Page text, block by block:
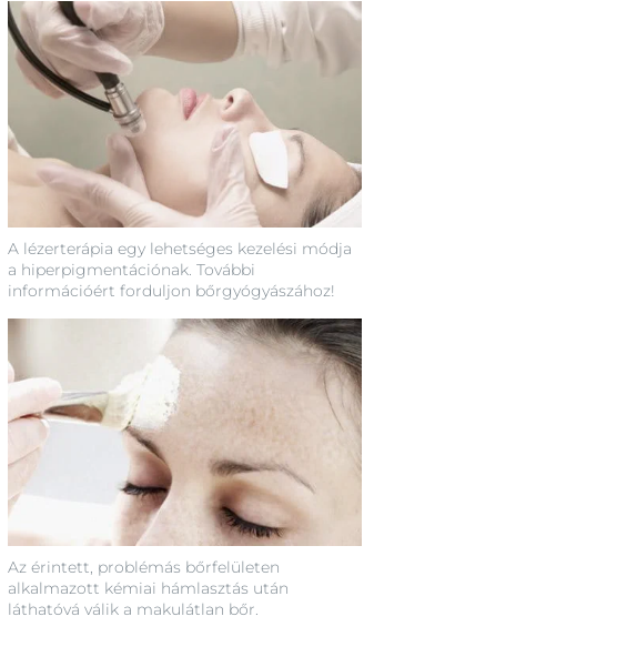
A lézerterápia egy lehetséges kezelési módja
a hiperpigmentációnak. További
információért forduljon bőrgyógyászához!
Az érintett, problémás bőrfelületen
alkalmazott kémiai hámlasztás után
láthatóvá válik a makulátlan bőr.